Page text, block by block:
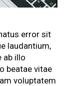
error sit
laudantium,
ab illo
beatae vitae
voluptatem